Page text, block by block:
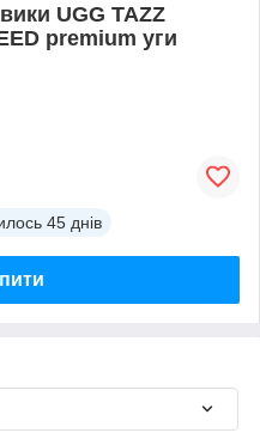
UGG TAZZ
premium уги
45 днів